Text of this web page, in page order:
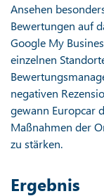
Ansehen
Bewertungen auf
Google My
einzelnen
negativen
gewann Europcar
Maßnahmen der
zu stärken.
Ergebnis